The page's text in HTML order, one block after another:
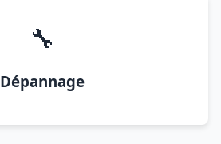
🔧
Dépannage